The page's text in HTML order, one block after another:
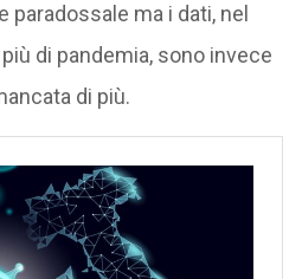
paradossale ma i dati, nel
di pandemia, sono invece
di più.